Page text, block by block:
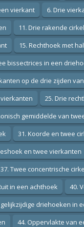
vierkant 6. Drie
11. Drie rakende
15. Rechthoek met
bissectrices in een
op de drie zijden
vierkanten 25. Drie
gemiddelde van
31. Koorde en twee
en twee vierkanten
37. Twee concentrische
in een achthoek
40.
gelijkzijdige driehoeken in
44. Oppervlakte van